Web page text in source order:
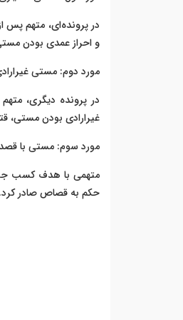
و احراز عمدی بودن
مورد دوم: مستی
در پرونده دیگری،
غیرارادی بودن مستی،
مورد سوم: مستی با
متهمی با هدف کسب
حکم به قصاص صادر کرد.